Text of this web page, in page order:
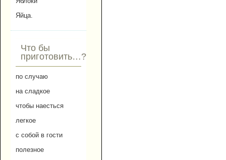
Яйца.
Что бы
приготовить…?
по случаю
на сладкое
чтобы наесться
легкое
с собой в гости
полезное